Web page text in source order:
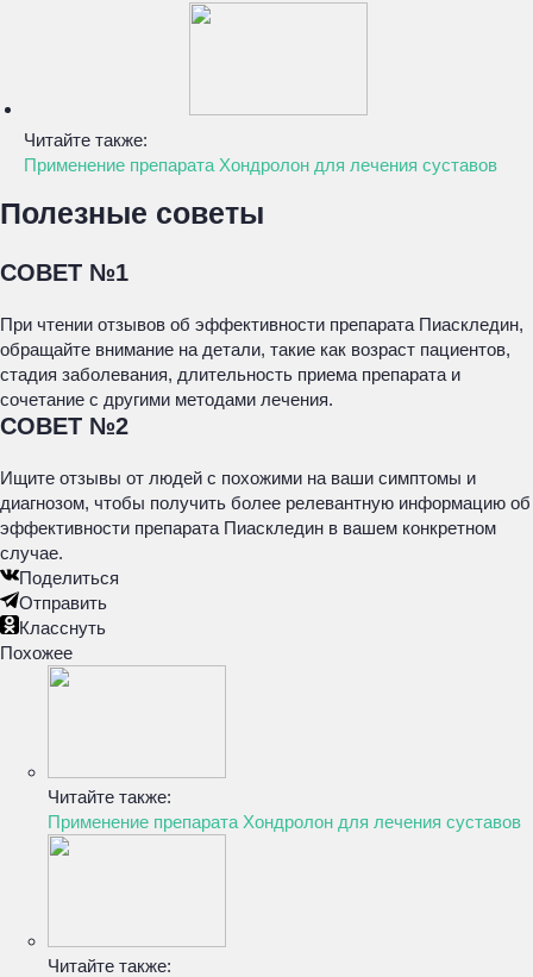
Читайте также:
Применение препарата Хондролон для лечения суставов
Полезные советы
СОВЕТ №1
При чтении отзывов об эффективности препарата Пиаскледин,
обращайте внимание на детали, такие как возраст пациентов,
стадия заболевания, длительность приема препарата и
сочетание с другими методами лечения.
СОВЕТ №2
Ищите отзывы от людей с похожими на ваши симптомы и
диагнозом, чтобы получить более релевантную информацию об
эффективности препарата Пиаскледин в вашем конкретном
случае.
Поделиться
Отправить
Класснуть
Похожее
Читайте также:
Применение препарата Хондролон для лечения суставов
Читайте также: